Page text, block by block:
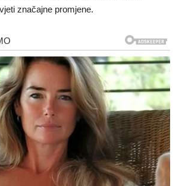
značajne promjene.